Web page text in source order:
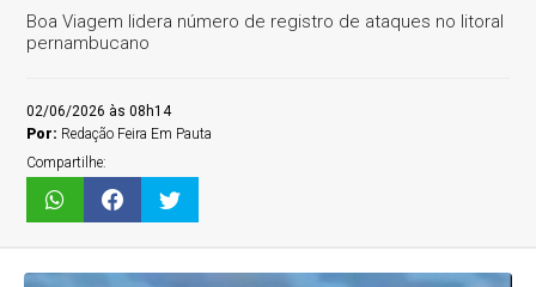
Boa Viagem lidera número de registro de ataques no litoral
pernambucano
02/06/2026 às 08h14
Por: Redação Feira Em Pauta
Compartilhe: